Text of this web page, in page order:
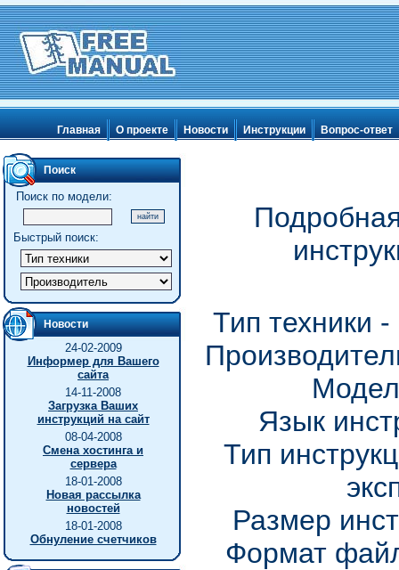
Главная О проекте Новости Инструкции Вопрос-ответ
Поиск
Поиск по модели:
Быстрый поиск:
Новости
24-02-2009
Информер для Вашего
сайта
14-11-2008
Загрузка Ваших
инструкций на сайт
08-04-2008
Смена хостинга и
сервера
18-01-2008
Новая рассылка
новостей
18-01-2008
Обнуление счетчиков
Тип техники
Язык
Тип
Размер
Формат